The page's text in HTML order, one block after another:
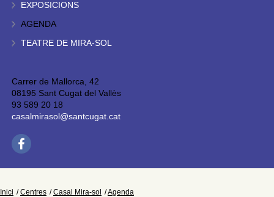
EXPOSICIONS
AGENDA
TEATRE DE MIRA-SOL
Carrer de Mallorca, 42
08195 Sant Cugat del Vallès
93 589 20 18
casalmirasol@santcugat.cat
Inici Centres Casal Mira-sol Agenda